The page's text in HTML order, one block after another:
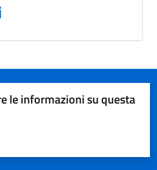
le informazioni su questa
stelle su 5
su 5
5